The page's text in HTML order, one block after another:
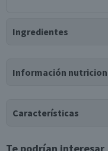
Ingredientes
petit verdot sin filtrar.
Información
Tabla nutricional
medios
Características
Tipo de Producto